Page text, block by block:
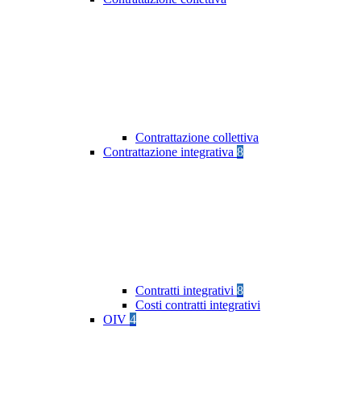
Contrattazione collettiva
Contrattazione integrativa 8
Contratti integrativi 8
Costi contratti integrativi
OIV 4